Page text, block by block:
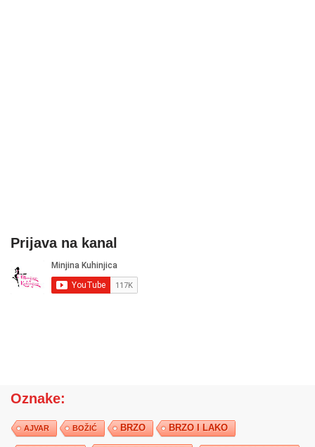
Prijava na kanal
Oznake:
AJVAR BOŽIĆ BRZO BRZO I LAKO